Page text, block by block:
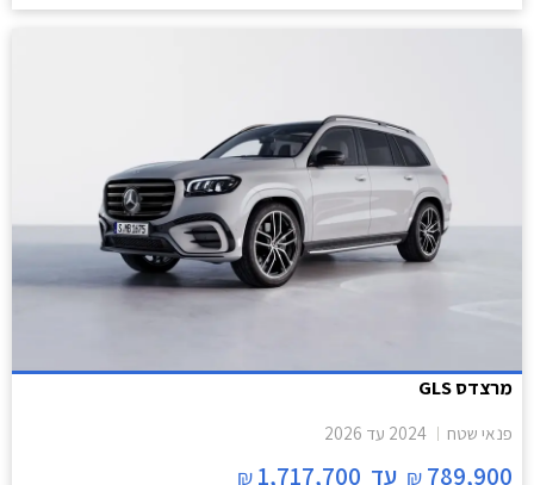
מרצדס GLS
פנאי שטח 2024 עד 2026
789,900
₪ עד 1,717,700
₪